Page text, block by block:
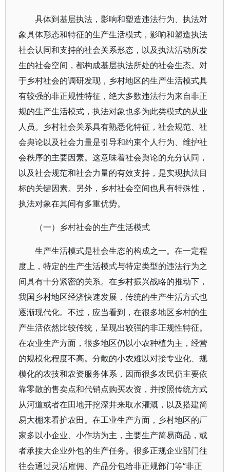
具体到基层执法，影响和塑造违法行为、执法对
象具体形态和特征的生产生活模式，影响和塑造执法
社会认同和支持的社会关系形态，以及执法活动所发
生的社会空间，都构成基层执法所处的社会生态。对
于乡村社会的调研发现，乡村地区的生产生活模式具
有较强的非正规性特征，绝大多数违法行为来自非正
规的生产生活模式，执法对象也多为此类模式的从业
人员。乡村社会关系具有熟悉化特征，社会规范、社
会舆论以及社会力量是引导和约束个人行为、维护社
会秩序的主要因素。这意味着社会舆论的充分认同，
以及社会规范和社会力量的有效支持，是实现执法目
标的关键因素。另外，乡村社会空间也具有特殊性，
执法对象在其间有多重优势。
（一）乡村社会的生产生活模式
生产生活模式是社会生态的构成之一。在一定程
度上，特定的生产生活模式与特定类型的违法行为之
间具有十分紧密的关系。在乡村振兴战略的推动下，
我国乡村地区经济快速发展，传统的生产生活方式也
逐渐现代化。不过，应当看到，在很多地区乡村的生
产生活依然比较传统，呈现出较强的非正规性特征。
在农业生产方面，很多地区仍以小农种植为主，经营
的规模化程度不高。分散的小农难以对接专业化、规
模化的农技和农资服务体系，因而很多农民仍主要依
靠零散的售卖点和代销点购买农资，并按照传统方式
从河道或者在田地开挖深井来取水灌溉，以及搭建简
易大棚来看护农田。在工业生产方面，乡村地区的厂
家多以小企业、小作坊为主，主要生产简易商品，或
者承接大企业外包的生产任务。很多正规企业部门往
往会通过灵活雇佣、产品分包给非正规部门等“非正